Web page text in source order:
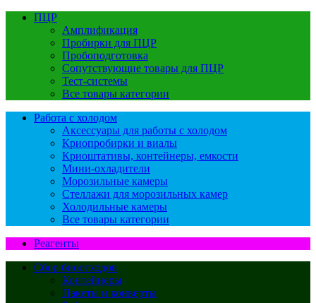
ПЦР
Амплификация
Пробирки для ПЦР
Пробоподготовка
Сопутствующие товары для ПЦР
Тест-системы
Все товары категории
Работа с холодом
Аксессуары для работы с холодом
Криопробирки и виалы
Криоштативы, контейнеры, емкости
Мини-охладители
Морозильные камеры
Стеллажи для морозильных камер
Холодильные камеры
Все товары категории
Реагенты
Сбор биоотходов
Контейнеры
Пакеты и конверты